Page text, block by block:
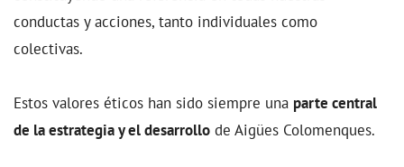
conductas y acciones, tanto individuales como
colectivas.
Estos valores éticos han sido siempre una parte central
de la estrategia y el desarrollo de Aigües Colomenques.